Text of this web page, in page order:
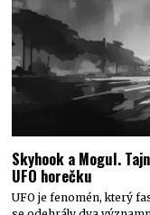
Skyhook a Mogul.
UFO horečku
UFO je fenomén, který